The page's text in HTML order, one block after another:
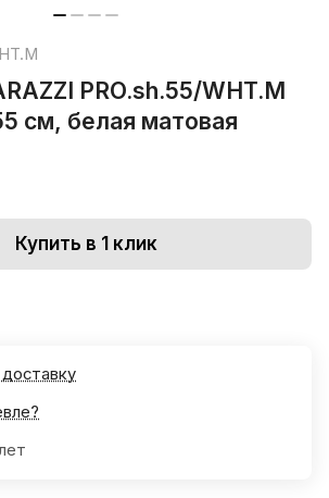
PRO.sh.55/WHT.M
см, белая матовая
Купить в 1 клик